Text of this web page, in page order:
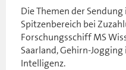
Die Themen der
Spitzenbereich bei
Forschungsschiff MS
Saarland, Gehirn-
Intelligenz.